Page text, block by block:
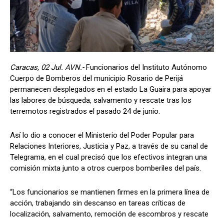
Caracas, 02 Jul. AVN.-Funcionarios del Instituto Autónomo
Cuerpo de Bomberos del municipio Rosario de Perijá
permanecen desplegados en el estado La Guaira para apoyar
las labores de búsqueda, salvamento y rescate tras los
terremotos registrados el pasado 24 de junio.
Así lo dio a conocer el Ministerio del Poder Popular para
Relaciones Interiores, Justicia y Paz, a través de su canal de
Telegrama, en el cual precisó que los efectivos integran una
comisión mixta junto a otros cuerpos bomberiles del país.
“Los funcionarios se mantienen firmes en la primera línea de
acción, trabajando sin descanso en tareas críticas de
localización, salvamento, remoción de escombros y rescate